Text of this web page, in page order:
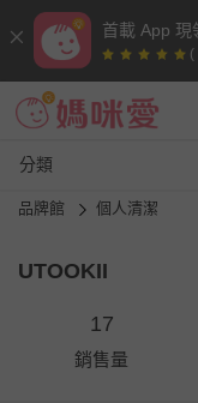
首載 App 現
(
分類
品牌館 個人清潔
UTOOKII
17
銷售量